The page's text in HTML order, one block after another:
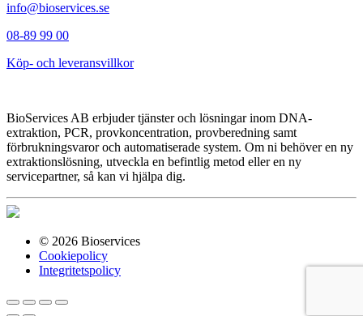
info@bioservices.se
08-89 99 00
Köp- och leveransvillkor
BioServices AB erbjuder tjänster och lösningar inom DNA-
extraktion, PCR, provkoncentration, provberedning samt
förbrukningsvaror och automatiserade system. Om ni behöver en ny
extraktionslösning, utveckla en befintlig metod eller en ny
servicepartner, så kan vi hjälpa dig.
© 2026 Bioservices
Cookiepolicy
Integritetspolicy